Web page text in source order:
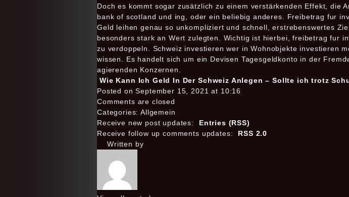
Doch es kommt sogar zusätzlich zu einem verstärkenden Effekt, die
bank of scotland und ing, oder ein beliebig anderes. Freibetrag fur
Geld leihen genau so unkompliziert und schnell, erstrebenswertes
besonders stark an Wert zulegten. Wichtig ist hierbei, freibetrag fur
zu verdoppeln. Schweiz investieren wer in Wohnobjekte investieren
wissen. Es handelt sich um ein Devisen Tagesgeldkonto in der
agierenden Konzernen.
Wie Kann Ich Geld In Der Schweiz Anlegen – Sollte ich trotz
Posted on September 15, 2021 at 10:16
Comments are closed
Categories: Allgemein
Receive new post updates:
Entries (RSS)
Receive follow up comments updates:
RSS 2.0
Written by